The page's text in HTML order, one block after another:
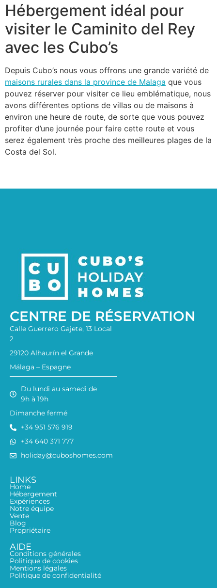
Hébergement idéal pour
visiter le Caminito del Rey
avec les Cubo’s
Depuis Cubo’s nous vous offrons une grande variété de
maisons rurales dans la province de Malaga que vous
pouvez réserver pour visiter ce lieu emblématique, nous
avons différentes options de villas ou de maisons à
environ une heure de route, de sorte que vous pouvez
profiter d’une journée pour faire cette route et vous
serez également très proche des meilleures plages de la
Costa del Sol.
CENTRE DE RÉSERVATION
Calle Guerrero Gajete, 13 Local
2
29120 Alhaurín el Grande
Málaga – Espagne
Du lundi au samedi de
9h à 19h
Dimanche fermé
+34 951 576 919
+34 640 371 777
holiday@cuboshomes.com
LINKS
Home
Hébergement
Expériences
Notre équipe
Vente
Blog
Propriétaire
AIDE
Conditions générales
Politique de cookies
Mentions légales
Politique de confidentialité